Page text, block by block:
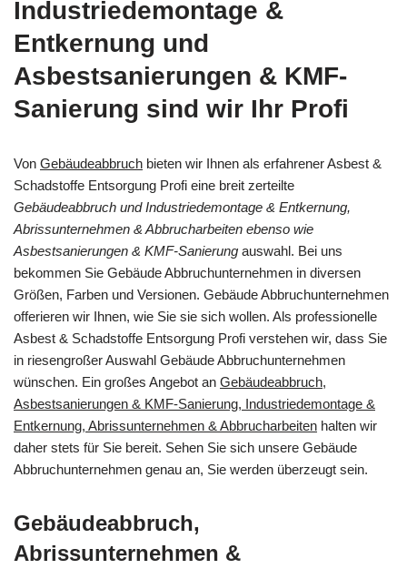
Industriedemontage &
Entkernung und
Asbestsanierungen & KMF-
Sanierung sind wir Ihr Profi
Von Gebäudeabbruch bieten wir Ihnen als erfahrener Asbest &
Schadstoffe Entsorgung Profi eine breit zerteilte
Gebäudeabbruch und Industriedemontage & Entkernung,
Abrissunternehmen & Abbrucharbeiten ebenso wie
Asbestsanierungen & KMF-Sanierung auswahl. Bei uns
bekommen Sie Gebäude Abbruchunternehmen in diversen
Größen, Farben und Versionen. Gebäude Abbruchunternehmen
offerieren wir Ihnen, wie Sie sie sich wollen. Als professionelle
Asbest & Schadstoffe Entsorgung Profi verstehen wir, dass Sie
in riesengroßer Auswahl Gebäude Abbruchunternehmen
wünschen. Ein großes Angebot an Gebäudeabbruch,
Asbestsanierungen & KMF-Sanierung, Industriedemontage &
Entkernung, Abrissunternehmen & Abbrucharbeiten halten wir
daher stets für Sie bereit. Sehen Sie sich unsere Gebäude
Abbruchunternehmen genau an, Sie werden überzeugt sein.
Gebäudeabbruch,
Abrissunternehmen &